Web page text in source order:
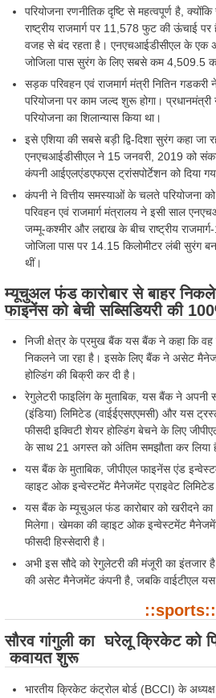
परियोजना रणनीतिक दृष्टि से महत्वपूर्ण है,
राष्ट्रीय राजमार्ग पर 11,578 फुट की ऊंचाई पर
वजह से बंद रहता है। एनएचआईडीसीएल के एक
जोजिला पास सुरंग के लिए सबसे कम 4,509.5
सड़क परिवहन एवं राजमार्ग मंत्री नितिन
परियोजना पर काम जल्द शुरू होगा।
परियोजना का शिलान्यास किया था।
इसे एशिया की सबसे बड़ी द्वि-दिशा सुरंग कहा जा
एनएचआईडीसीएल ने 15 जनवरी, 2019 को
कंपनी आईएलएंडएफएस ट्रांसपोर्टेशन को दिया
कंपनी ने वित्तीय समस्याओं के चलते परियोजना
परिवहन एवं राजमार्ग मंत्रालय ने इसी साल
जम्मू-कश्मीर और लद्दाख के बीच राष्ट्रीय
जोजिला पास पर 14.15 किलोमीटर लंबी सुरंग
थीं।
म्यूचुअल फंड कारोबार से बाहर
फाइनेंस को बेची सब्सिडियरी की
निजी क्षेत्र के प्रमुख बैंक यस बैंक ने कहा कि वह
निकलने जा रहा है। इसके लिए बैंक ने असेट
होल्डिंग की बिक्री कर दी है।
रेगुलेटरी फाइलिंग के मुताबिक, यस बैंक ने अपनी
(इंडिया) लिमिटेड (वाईईएसएएमसी) और यस
फीसदी इक्विटी शेयर होल्डिंग बेचने के लिए
के साथ 21 अगस्त को अंतिम समझौता कर लिया
यस बैंक के मुताबिक, जीपीएल फाइनेंस एंड
व्हाइट ओक इन्वेस्टमेंट मैनेजमेंट प्राइवेट
यस बैंक के म्यूचुअल फंड कारोबार को खरीदने
मिलेगा। खेमका की व्हाइट ओक इन्वेस्टमेंट
फीसदी हिस्सेदारी है।
अभी इस सौदे को रेगुलेटरी की मंजूरी का
की असेट मैनेजमेंट कंपनी है, जबकि वाईटीएल
::sports::
सौरव गांगुली का घरेलू क्रिकेट को
कवायत शुरू
भारतीय क्रिकेट कंट्रोल बोर्ड (BCCI) के